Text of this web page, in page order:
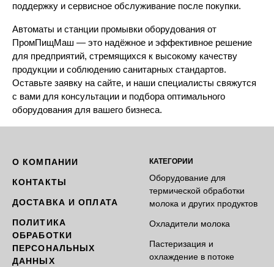
поддержку и сервисное обслуживание после покупки.
Автоматы и станции промывки оборудования от
ПромПищМаш — это надёжное и эффективное решение
для предприятий, стремящихся к высокому качеству
продукции и соблюдению санитарных стандартов.
Оставьте заявку на сайте, и наши специалисты свяжутся
с вами для консультации и подбора оптимального
оборудования для вашего бизнеса.
О КОМПАНИИ
КОНТАКТЫ
ДОСТАВКА И ОПЛАТА
ПОЛИТИКА
ОБРАБОТКИ
ПЕРСОНАЛЬНЫХ
ДАННЫХ
КАТЕГОРИИ
Оборудование для
термической обработки
молока и других продуктов
Охладители молока
Пастеризация и
охлаждение в потоке